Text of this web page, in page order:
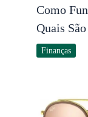
Como
Quais
Finanças